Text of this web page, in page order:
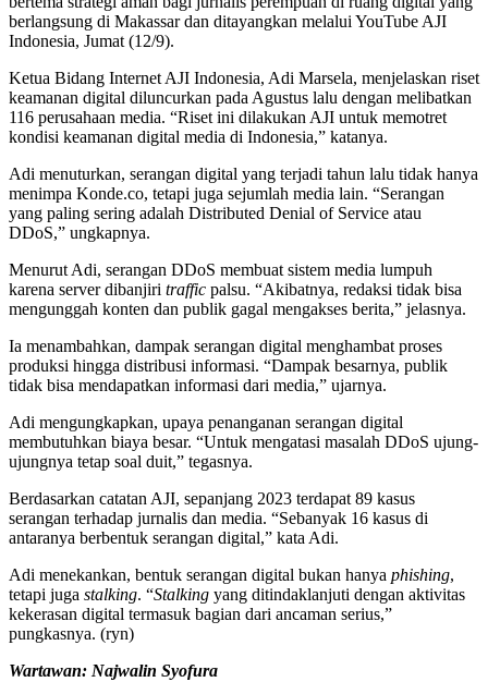
berlangsung di Makassar dan ditayangkan melalui YouTube AJI
Indonesia, Jumat (12/9).
Ketua Bidang Internet AJI Indonesia, Adi Marsela, menjelaskan riset
keamanan digital diluncurkan pada Agustus lalu dengan melibatkan
116 perusahaan media. “Riset ini dilakukan AJI untuk memotret
kondisi keamanan digital media di Indonesia,” katanya.
Adi menuturkan, serangan digital yang terjadi tahun lalu tidak hanya
menimpa Konde.co, tetapi juga sejumlah media lain. “Serangan
yang paling sering adalah Distributed Denial of Service atau
DDoS,” ungkapnya.
Menurut Adi, serangan DDoS membuat sistem media lumpuh
karena server dibanjiri traffic palsu. “Akibatnya, redaksi tidak bisa
mengunggah konten dan publik gagal mengakses berita,” jelasnya.
Ia menambahkan, dampak serangan digital menghambat proses
produksi hingga distribusi informasi. “Dampak besarnya, publik
tidak bisa mendapatkan informasi dari media,” ujarnya.
Adi mengungkapkan, upaya penanganan serangan digital
membutuhkan biaya besar. “Untuk mengatasi masalah DDoS ujung-
ujungnya tetap soal duit,” tegasnya.
Berdasarkan catatan AJI, sepanjang 2023 terdapat 89 kasus
serangan terhadap jurnalis dan media. “Sebanyak 16 kasus di
antaranya berbentuk serangan digital,” kata Adi.
Adi menekankan, bentuk serangan digital bukan hanya phishing,
tetapi juga stalking. “Stalking yang ditindaklanjuti dengan aktivitas
kekerasan digital termasuk bagian dari ancaman serius,”
pungkasnya. (ryn)
Wartawan: Najwalin Syofura